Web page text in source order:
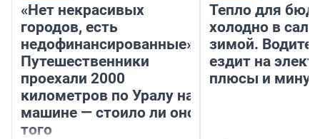
«Нет некрасивых
городов, есть
недофинансированные».
Путешественники
проехали 2000
километров по Уралу на
машине — стоило ли оно
того
Тепло для
холодно в
зимой.
ездит на
плюсы и